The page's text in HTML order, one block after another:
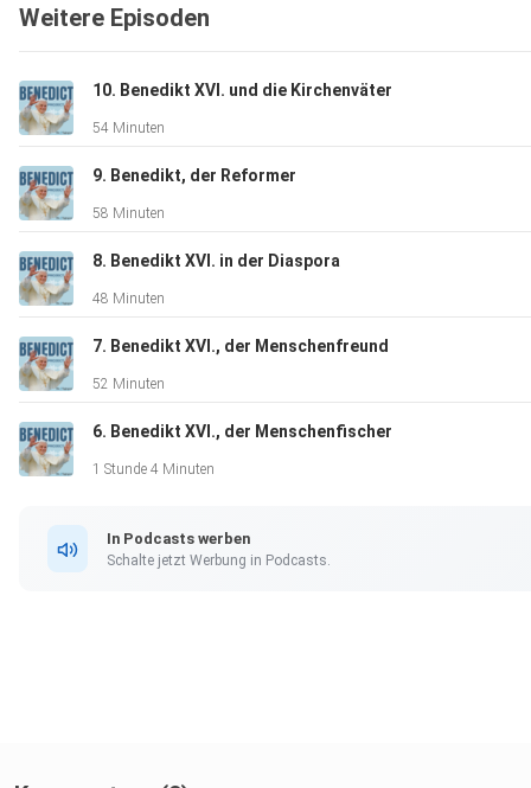
Papst Benedikt XVI.-Stiftung, München gefördert wurde.Zur
Weitere Episoden
10. Benedikt XVI. und die Kirchenväter
54 Minuten
9. Benedikt, der Reformer
58 Minuten
8. Benedikt XVI. in der Diaspora
48 Minuten
7. Benedikt XVI., der Menschenfreund
52 Minuten
6. Benedikt XVI., der Menschenfischer
1 Stunde 4 Minuten
In Podcasts werben
Schalte jetzt Werbung in Podcasts.